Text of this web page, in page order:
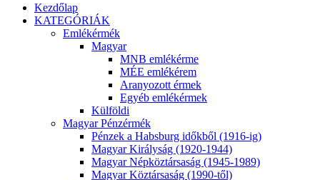
Kezdőlap
KATEGÓRIÁK
Emlékérmék
Magyar
MNB emlékérme
MÉE emlékérem
Aranyozott érmek
Egyéb emlékérmek
Külföldi
Magyar Pénzérmék
Pénzek a Habsburg időkből (1916-ig)
Magyar Királyság (1920-1944)
Magyar Népköztársaság (1945-1989)
Magyar Köztársaság (1990-től)